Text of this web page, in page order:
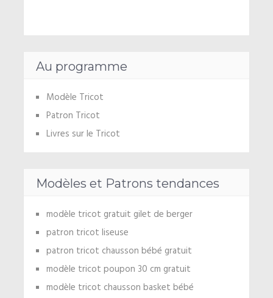
Au programme
Modèle Tricot
Patron Tricot
Livres sur le Tricot
Modèles et Patrons tendances
modèle tricot gratuit gilet de berger
patron tricot liseuse
patron tricot chausson bébé gratuit
modèle tricot poupon 30 cm gratuit
modèle tricot chausson basket bébé